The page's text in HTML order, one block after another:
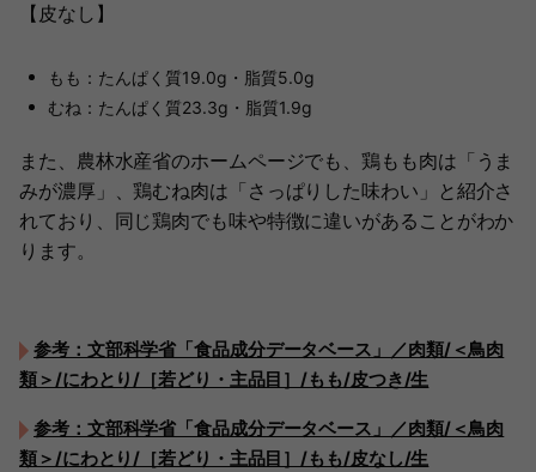
【皮なし】
もも：たんぱく質19.0g・脂質5.0g
むね：たんぱく質23.3g・脂質1.9g
また、農林水産省のホームページでも、鶏もも肉は「うま
みが濃厚」、鶏むね肉は「さっぱりした味わい」と紹介さ
れており、同じ鶏肉でも味や特徴に違いがあることがわか
ります。
参考：文部科学省「食品成分データベース」／肉類/＜鳥肉
類＞/にわとり/［若どり・主品目］/もも/皮つき/生
参考：文部科学省「食品成分データベース」／肉類/＜鳥肉
類＞/にわとり/［若どり・主品目］/もも/皮なし/生